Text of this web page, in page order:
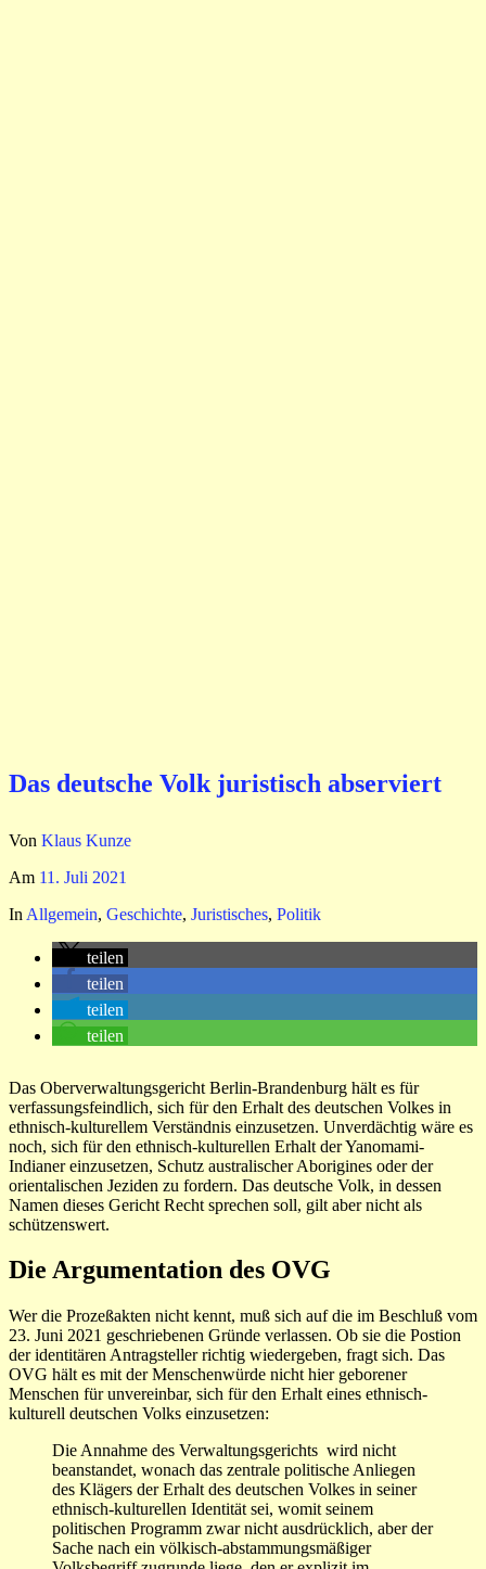
Das deutsche Volk juristisch abserviert
Von Klaus Kunze
Am 11. Juli 2021
In Allgemein, Geschichte, Juristisches, Politik
teilen
teilen
teilen
teilen
Das Oberverwaltungsgericht Berlin-Brandenburg hält es für
verfassungsfeindlich, sich für den Erhalt des deutschen Volkes in
ethnisch-kulturellem Verständnis einzusetzen. Unverdächtig wäre es
noch, sich für den ethnisch-kulturellen Erhalt der Yanomami-
Indianer einzusetzen, Schutz australischer Aborigines oder der
orientalischen Jeziden zu fordern. Das deutsche Volk, in dessen
Namen dieses Gericht Recht sprechen soll, gilt aber nicht als
schützenswert.
Die Argumentation des OVG
Wer die Prozeßakten nicht kennt, muß sich auf die im Beschluß vom
23. Juni 2021 geschriebenen Gründe verlassen. Ob sie die Postion
der identitären Antragsteller richtig wiedergeben, fragt sich. Das
OVG hält es mit der Menschenwürde nicht hier geborener
Menschen für unvereinbar, sich für den Erhalt eines ethnisch-
kulturell deutschen Volks einzusetzen:
Die Annahme des Verwaltungsgerichts wird nicht
beanstandet, wonach das zentrale politische Anliegen
des Klägers der Erhalt des deutschen Volkes in seiner
ethnisch-kulturellen Identität sei, womit seinem
politischen Programm zwar nicht ausdrücklich, aber der
Sache nach ein völkisch-abstammungsmäßiger